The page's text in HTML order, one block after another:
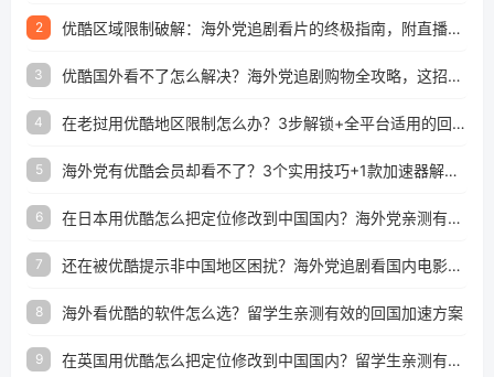
2 优酷区域限制破解：海外党追剧看片的终极指南，附直播欧冠+1905电影网解决方案
3 优酷国外看不了怎么解决？海外党追剧购物全攻略，这招亲测有效！
4 在老挝用优酷地区限制怎么办？3步解锁+全平台适用的回国加速器指南
5 海外党有优酷会员却看不了？3个实用技巧+1款加速器解决追剧&金融APP难题
6 在日本用优酷怎么把定位修改到中国国内？海外党亲测有效的回国加速指南
7 还在被优酷提示非中国地区困扰？海外党追剧看国内电影的正确打开方式
8 海外看优酷的软件怎么选？留学生亲测有效的回国加速方案
9 在英国用优酷怎么把定位修改到中国国内？留学生亲测有效的回国加速方案